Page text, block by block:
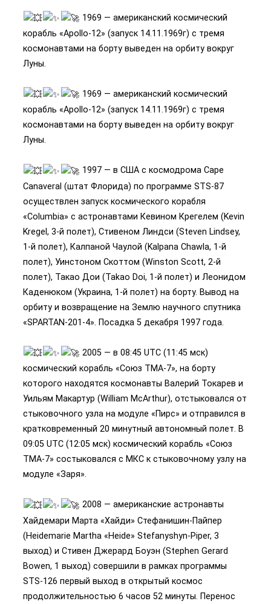
1969 — американский космический
корабль «Apollo-12» (запуск 14.11.1969г) с тремя
космонавтами на борту выведен на орбиту вокруг
Луны.
1969 — американский космический
корабль «Apollo-12» (запуск 14.11.1969г) с тремя
космонавтами на борту выведен на орбиту вокруг
Луны.
1997 — в США с космодрома Cape
Canaveral (штат Флорида) по программе STS-87
осуществлен запуск космического корабля
«Columbia» с астронавтами Кевином Крегелем (Kevin
Kregel, 3-й полет), Стивеном Линдси (Steven Lindsey,
1-й полет), Калпаной Чаулой (Kalpana Chawla, 1-й
полет), Уинстоном Скоттом (Winston Scott, 2-й
полет), Такао Дои (Takao Doi, 1-й полет) и Леонидом
Каденюком (Украина, 1-й полет) на борту. Вывод на
орбиту и возвращение на Землю научного спутника
«SPARTAN-201-4». Посадка 5 декабря 1997 года.
2005 — в 08:45 UTC (11:45 мск)
космический корабль «Союз ТМА-7», на борту
которого находятся космонавты Валерий Токарев и
Уильям Макартур (William McArthur), отстыковался от
стыковочного узла на модуле «Пирс» и отправился в
кратковременный 20 минутный автономный полет. В
09:05 UTC (12:05 мск) космический корабль «Союз
ТМА-7» состыковался с МКС к стыковочному узлу на
модуле «Заря».
2008 — американские астронавты
Хайдемари Марта «Хайди» Стефанишин-Пайпер
(Heidemarie Martha «Heide» Stefanyshyn-Piper, 3
выход) и Стивен Джерард Боуэн (Stephen Gerard
Bowen, 1 выход) совершили в рамках программы
STS-126 первый выход в открытый космос
продолжительностью 6 часов 52 минуты. Перенос